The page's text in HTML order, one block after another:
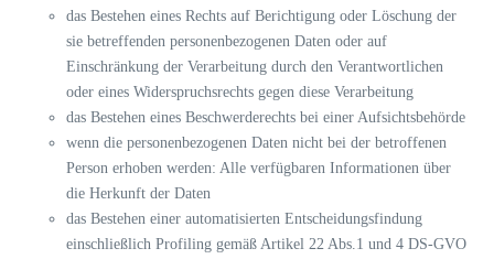
das Bestehen eines Rechts auf Berichtigung oder Löschung der
sie betreffenden personenbezogenen Daten oder auf
Einschränkung der Verarbeitung durch den Verantwortlichen
oder eines Widerspruchsrechts gegen diese Verarbeitung
das Bestehen eines Beschwerderechts bei einer Aufsichtsbehörde
wenn die personenbezogenen Daten nicht bei der betroffenen
Person erhoben werden: Alle verfügbaren Informationen über
die Herkunft der Daten
das Bestehen einer automatisierten Entscheidungsfindung
einschließlich Profiling gemäß Artikel 22 Abs.1 und 4 DS-GVO